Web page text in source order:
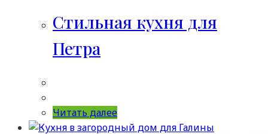
Стильная кухня для
Петра
Читать далее